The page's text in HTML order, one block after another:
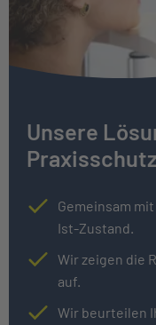
Unsere
Gemeinsam
Ist-Zustand.
Wir zeigen die
auf.
Wir beurteilen